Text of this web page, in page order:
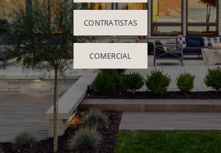
CONTRATISTAS
COMERCIAL